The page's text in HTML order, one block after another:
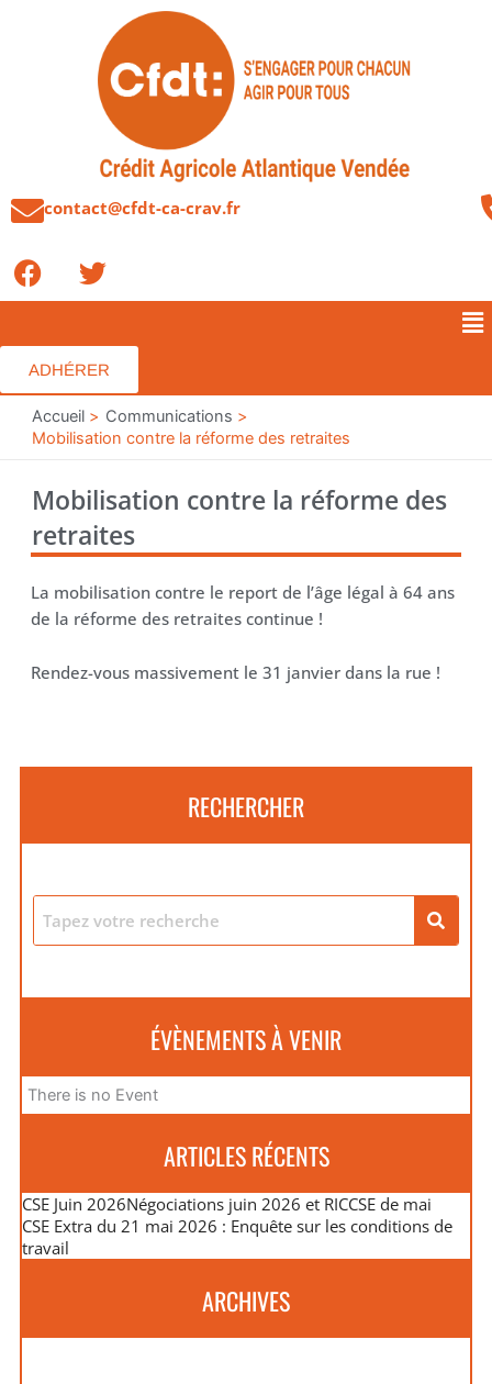
contact@cfdt-ca-crav.fr
F
a
e
b
o
o
k
T
w
t
t
e
r
ADHÉRER
Accueil
Communications
Mobilisation contre la réforme des retraites
Mobilisation contre la réforme des
retraites
La mobilisation contre le report de l’âge légal à 64 ans
de la réforme des retraites continue !
Rendez-vous massivement le 31 janvier dans la rue !
RECHERCHER
ÉVÈNEMENTS À VENIR
There is no Event
ARTICLES RÉCENTS
CSE Juin 2026Négociations juin 2026 et RICCSE de mai
CSE Extra du 21 mai 2026 : Enquête sur les conditions de
travail
ARCHIVES